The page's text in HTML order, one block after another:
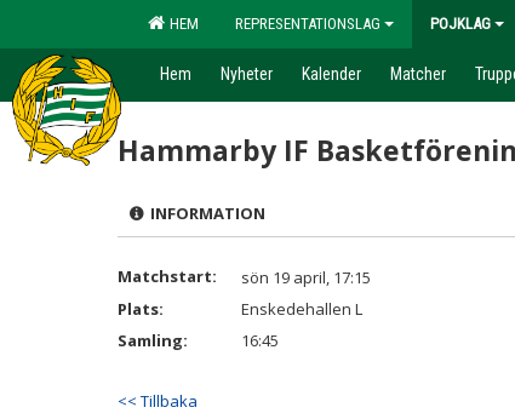
HEM REPRESENTATIONSLAG POJKLAG
Hem Nyheter Kalender Matcher
Hammarby IF
INFORMATION
Matchstart:
sön 19 april, 17:15
Plats:
Enskedehallen L
Samling:
16:45
<< Tillbaka